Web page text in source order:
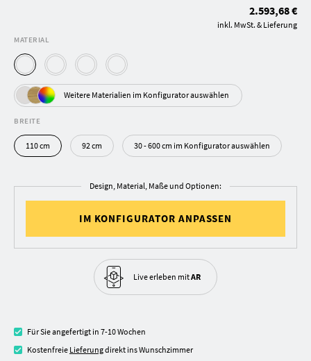
2.593,68 €
inkl. MwSt. & Lieferung
MATERIAL
Weitere Materialien im Konfigurator auswählen
BREITE
110 cm 92 cm 30 - 600 cm im Konfigurator auswählen
Design, Material, Maße und Optionen:
IM KONFIGURATOR ANPASSEN
Live erleben mitAR
Für Sie angefertigt in 7-10 Wochen
Kostenfreie Lieferungdirekt ins Wunschzimmer